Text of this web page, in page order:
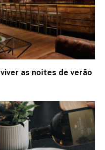
as noites de verão